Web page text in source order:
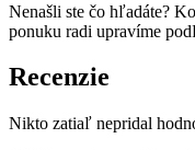
Nenašli ste čo hľadáte?
ponuku radi upravíme
Recenzie
Nikto zatiaľ nepridal